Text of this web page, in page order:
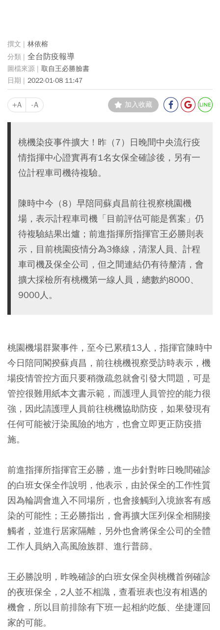
林依榕
全台防疫報導
取自王必勝臉書
2022-01-08 11:47
+A -A 加入收藏
桃機染疫事件擴大！昨（7）日晚間中央流行疫
情指揮中心證實再有1名女保全確診後，另有一
位計程車司機待複驗。
陳時中今（8）早陪同蘇貞昌前往視察桃園機
場，表示計程車司機「目前評估可能是舊案」仍
待複驗結果出爐；前進指揮所指揮官王必勝則表
示，目前桃園疫情分為3條線，清潔人員、計程
車司機及保全公司，但之間連結仍有待釐清，會
擴大採檢所有桃機第一線人員，總數約8000、
9000人。
桃園機場群聚事件，至今已累積13人，指揮官陳時中
今日陪同閣揆蘇貞昌，前往桃機視察受訪時表示，機
場疫情管控方面只要稍微疏忽就會引發大問題，可是
管控很難用紙本文書示範，而護理人員管控的能力很
強，因此請護理人員前往桃機協助防疫，如果發現有
任何可能被汙染風險的地方，也會立即更正防疫措
施。
前進指揮所指揮官王必勝，進一步針對昨日晚間確診
的白班女保全作說明，他表示，由於保全的工作性質
因為輪調會進入不同場所，也會接觸到入境旅客有感
染的可能性；王必勝指出，會再擴大匡列保全相關接
觸者，並進行居家隔離，另外也會將保全公司的全體
工作人員納入高風險族群、進行普篩。
王必勝說明，昨晚確診的白班女保全與桃機首例確診
的夜班保全，2人並不相識，查看班表也沒有相遇的
機會，所以目前排除有下班一起相約吃飯、坐捷運回
家的可能。